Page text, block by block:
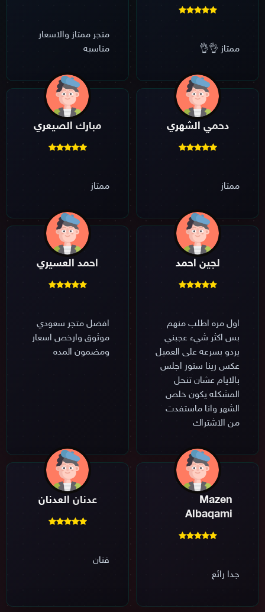
ممتاز 👌👌
متجر ممتاز والاسعار
مناسبه
دحمي الشهري
ممتاز
مبارك الصيعري
ممتاز
لجين احمد
اول مره اطلب منهم
بس اكثر شيء عجبني
يردو بسرعه على العميل
عكس رينا ستور اجلس
بالايام عشان تنحل
المشكله يكون خلص
الشهر وانا ماستفدت
من الاشتراك
احمد العسيري
افضل متجر سعودي
موثوق وارخص اسعار
ومضمون المده
Mazen
Albaqami
جدا رائع
عدنان العدنان
فنان